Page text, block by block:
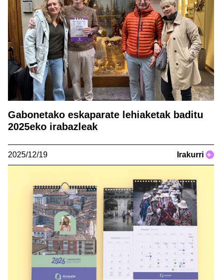
Gabonetako eskaparate lehiaketak baditu
2025eko irabazleak
2025/12/19 Irakurri +